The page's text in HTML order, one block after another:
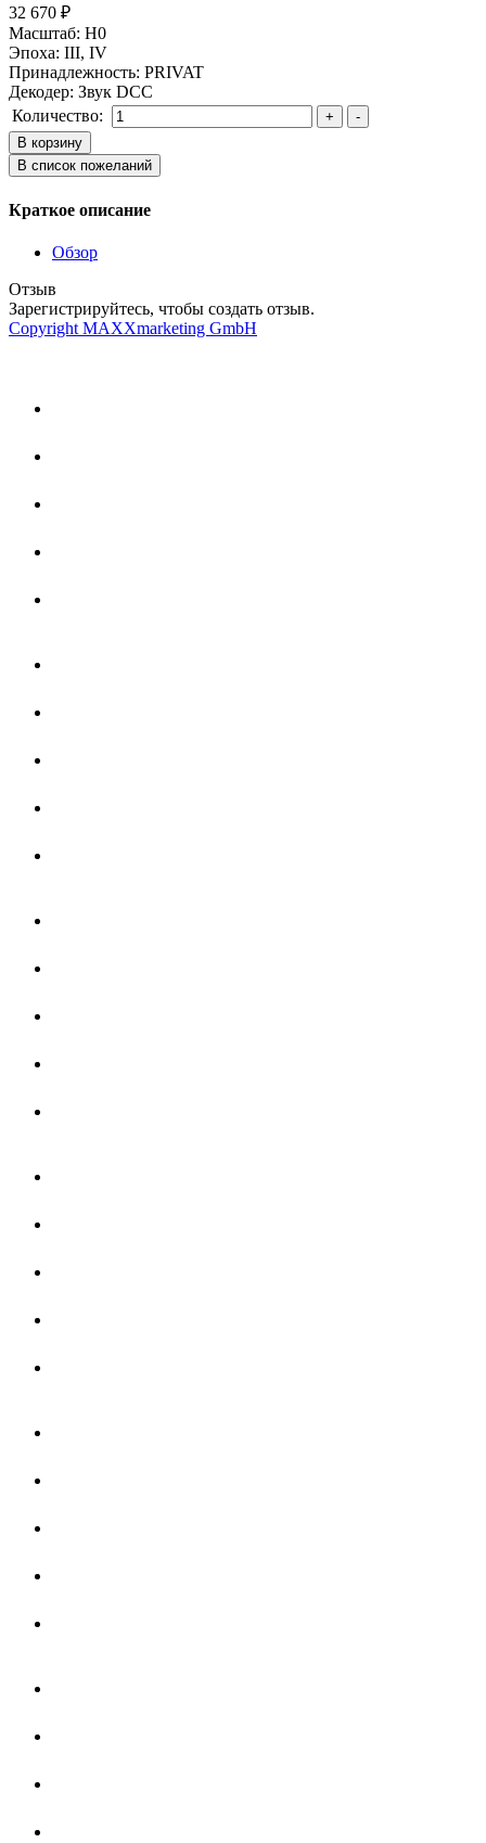
32 670 ₽
Масштаб: H0
Эпоха: III, IV
Принадлежность: PRIVAT
Декодер: Звук DCC
Количество:
Краткое описание
Обзор
Отзыв
Зарегистрируйтесь, чтобы создать отзыв.
Copyright MAXXmarketing GmbH